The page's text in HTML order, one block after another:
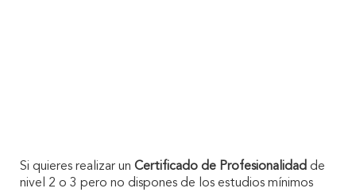
Si quieres realizar un Certificado de Profesionalidad de
nivel 2 o 3 pero no dispones de los estudios mínimos